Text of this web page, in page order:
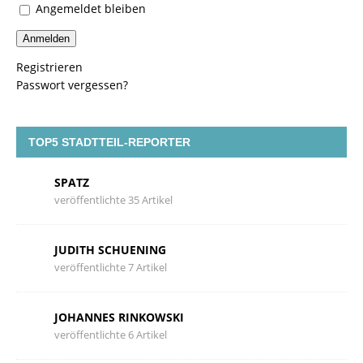
Angemeldet bleiben
Anmelden
Registrieren
Passwort vergessen?
TOP5 STADTTEIL-REPORTER
SPATZ
veröffentlichte 35 Artikel
JUDITH SCHUENING
veröffentlichte 7 Artikel
JOHANNES RINKOWSKI
veröffentlichte 6 Artikel